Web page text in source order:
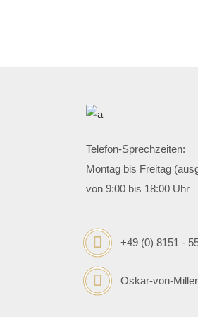
Telefon-Sprechzeiten:
Montag bis Freitag
von 9:00 bis 18:00 Uhr
+49 (0) 8151 -
Oskar-von-